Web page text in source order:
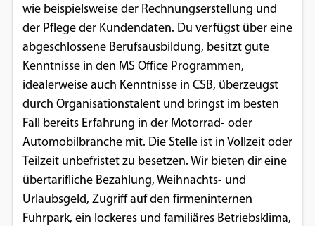
wie beispielsweise der Rechnungserstellung und
der Pflege der Kundendaten. Du verfügst über eine
abgeschlossene Berufsausbildung, besitzt gute
Kenntnisse in den MS Office Programmen,
idealerweise auch Kenntnisse in CSB, überzeugst
durch Organisationstalent und bringst im besten
Fall bereits Erfahrung in der Motorrad- oder
Automobilbranche mit. Die Stelle ist in Vollzeit oder
Teilzeit unbefristet zu besetzen. Wir bieten dir eine
übertarifliche Bezahlung, Weihnachts- und
Urlaubsgeld, Zugriff auf den firmeninternen
Fuhrpark, ein lockeres und familiäres Betriebsklima,